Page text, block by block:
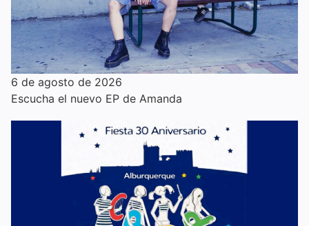
6 de agosto de 2026
Escucha el nuevo EP de Amanda